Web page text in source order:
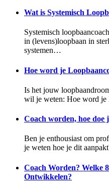
Wat is Systemisch
Systemisch
in (levens)loopbaan in
systemen…
Hoe word je
Is het jouw
wil je weten: Hoe word
Coach worden, hoe doe
Ben je enthousiast om
je weten hoe je dit
Coach Worden? Welke
Ontwikkelen?